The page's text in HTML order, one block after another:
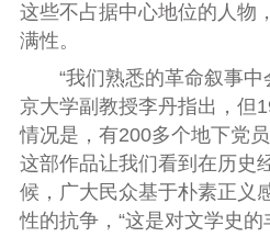
这些不占据中心地位的人物
满性。
“我们熟悉的革命叙事
京大学副教授李丹指出，但
情况是，有200多个地下党
这部作品让我们看到在历史
候，广大民众基于朴素正义
性的抗争，“这是对文学史